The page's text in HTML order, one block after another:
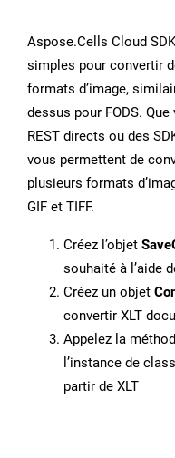
Aspose.Cells Cloud
simples pour convertir
formats d’image,
dessus pour FODS.
REST directs ou des
vous permettent de
plusieurs formats
GIF et TIFF.
Créez l’objet
souhaité à l’aide
Créez un objet
convertir XLT
Appelez la
l’instance de
partir de XLT